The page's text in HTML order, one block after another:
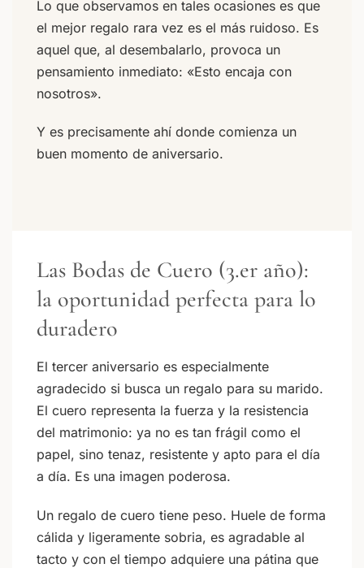
Lo que observamos en tales ocasiones es que
el mejor regalo rara vez es el más ruidoso. Es
aquel que, al desembalarlo, provoca un
pensamiento inmediato: «Esto encaja con
nosotros».
Y es precisamente ahí donde comienza un
buen momento de aniversario.
Las Bodas de Cuero (3.er año):
la oportunidad perfecta para lo
duradero
El tercer aniversario es especialmente
agradecido si busca un regalo para su marido.
El cuero representa la fuerza y la resistencia
del matrimonio: ya no es tan frágil como el
papel, sino tenaz, resistente y apto para el día
a día. Es una imagen poderosa.
Un regalo de cuero tiene peso. Huele de forma
cálida y ligeramente sobria, es agradable al
tacto y con el tiempo adquiere una pátina que